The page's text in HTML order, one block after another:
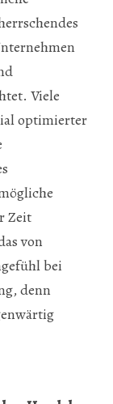
Viele
optimierter
Zeit
von
bei
denn